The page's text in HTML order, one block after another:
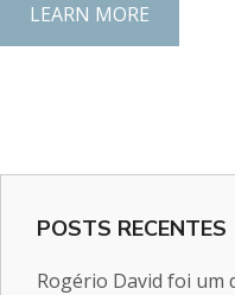
LEARN MORE
POSTS RECENTES
Rogério David foi um